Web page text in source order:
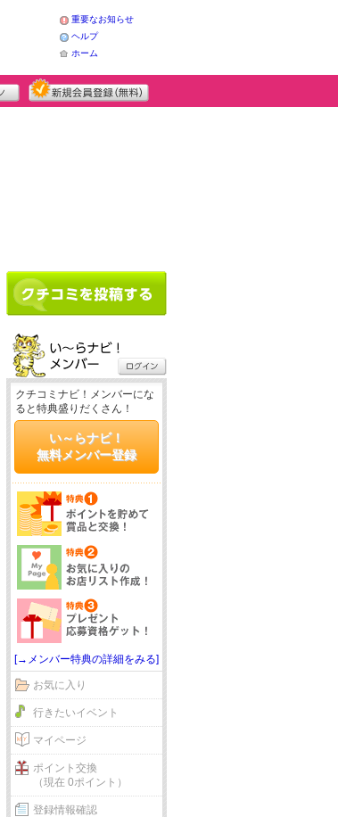
重要なお知らせ
ヘルプ
ホーム
クチコミナビ！メンバーにな
ると特典盛りだくさん！
い～らナビ！
無料メンバー登録
[→メンバー特典の詳細をみる]
お気に入り
行きたいイベント
マイページ
ポイント交換
（現在 0ポイント）
登録情報確認